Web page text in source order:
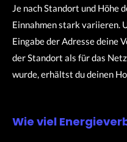
Je nach Standort und Höhe
Einnahmen stark variieren.
Eingabe der Adresse deine
der Standort als für das
wurde, erhältst du deinen
Wie viel